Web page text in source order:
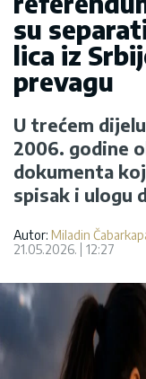
su
lica iz
prevagu
U trećem
2006. godine
dokumenta
spisak i ulogu
Autor: Miladin
21.05.2026.
12:27